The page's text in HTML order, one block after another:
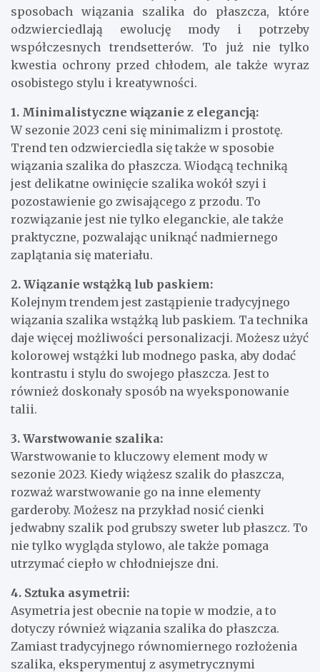
sposobach wiązania szalika do płaszcza, które
odzwierciedlają ewolucję mody i potrzeby
współczesnych trendsetterów. To już nie tylko
kwestia ochrony przed chłodem, ale także wyraz
osobistego stylu i kreatywności.
1. Minimalistyczne wiązanie z elegancją:
W sezonie 2023 ceni się minimalizm i prostotę.
Trend ten odzwierciedla się także w sposobie
wiązania szalika do płaszcza. Wiodącą techniką
jest delikatne owinięcie szalika wokół szyi i
pozostawienie go zwisającego z przodu. To
rozwiązanie jest nie tylko eleganckie, ale także
praktyczne, pozwalając uniknąć nadmiernego
zaplątania się materiału.
2. Wiązanie wstążką lub paskiem:
Kolejnym trendem jest zastąpienie tradycyjnego
wiązania szalika wstążką lub paskiem. Ta technika
daje więcej możliwości personalizacji. Możesz użyć
kolorowej wstążki lub modnego paska, aby dodać
kontrastu i stylu do swojego płaszcza. Jest to
również doskonały sposób na wyeksponowanie
talii.
3. Warstwowanie szalika:
Warstwowanie to kluczowy element mody w
sezonie 2023. Kiedy wiążesz szalik do płaszcza,
rozważ warstwowanie go na inne elementy
garderoby. Możesz na przykład nosić cienki
jedwabny szalik pod grubszy sweter lub płaszcz. To
nie tylko wygląda stylowo, ale także pomaga
utrzymać ciepło w chłodniejsze dni.
4. Sztuka asymetrii:
Asymetria jest obecnie na topie w modzie, a to
dotyczy również wiązania szalika do płaszcza.
Zamiast tradycyjnego równomiernego rozłożenia
szalika, eksperymentuj z asymetrycznymi